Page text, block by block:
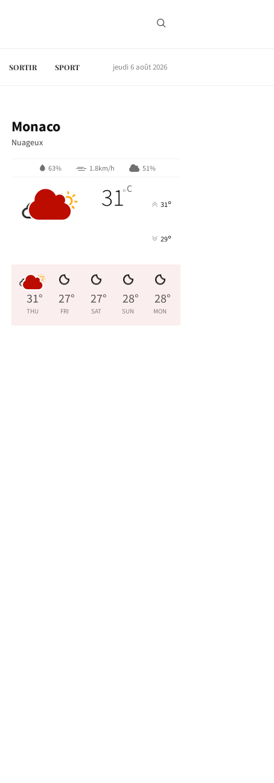
SORTIR SPORT jeudi 6 août 2026
Monaco
Nuageux
63% 1.8km/h 51%
31°C
31°
29°
31°
THU
27°
FRI
27°
SAT
28°
SUN
28°
MON